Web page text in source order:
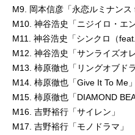
M9. 岡本信彦「永恋ルミナンス
M10. 神谷浩史「ニジイロ・エ
M11. 神谷浩史「シンクロ（
M12. 神谷浩史「サンライズオレ
M13. 柿原徹也「リングオブド
M14. 柿原徹也「Give It To Me」
M15. 柿原徹也「DIAMOND
M16. 吉野裕行「サイレン」
M17. 吉野裕行「モノドラマ」